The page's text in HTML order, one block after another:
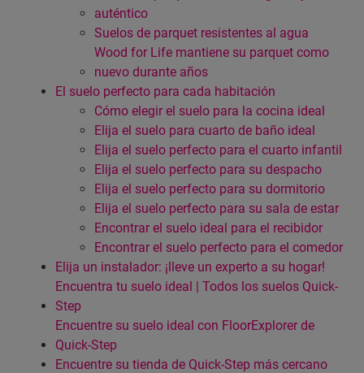
auténtico
Suelos de parquet resistentes al agua
Wood for Life mantiene su parquet como
nuevo durante años
El suelo perfecto para cada habitación
Cómo elegir el suelo para la cocina ideal
Elija el suelo para cuarto de baño ideal
Elija el suelo perfecto para el cuarto infantil
Elija el suelo perfecto para su despacho
Elija el suelo perfecto para su dormitorio
Elija el suelo perfecto para su sala de estar
Encontrar el suelo ideal para el recibidor
Encontrar el suelo perfecto para el comedor
Elija un instalador: ¡lleve un experto a su hogar!
Encuentra tu suelo ideal | Todos los suelos Quick-
Step
Encuentre su suelo ideal con FloorExplorer de
Quick-Step
Encuentre su tienda de Quick-Step más cercano